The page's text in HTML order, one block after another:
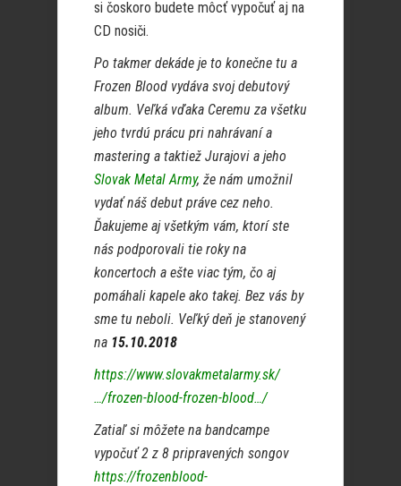
si čoskoro budete môcť vypočuť aj na
CD nosiči.
Po takmer dekáde je to konečne tu a
Frozen Blood vydáva svoj debutový
album. Veľká vďaka Ceremu za všetku
jeho tvrdú prácu pri nahrávaní a
mastering a taktiež Jurajovi a jeho
Slovak Metal Army, že nám umožnil
vydať náš debut práve cez neho.
Ďakujeme aj všetkým vám, ktorí ste
nás podporovali tie roky na
koncertoch a ešte viac tým, čo aj
pomáhali kapele ako takej. Bez vás by
sme tu neboli. Veľký deň je stanovený
na 15.10.2018
https://www.slovakmetalarmy.sk/
…/frozen-blood-frozen-blood…/
Zatiaľ si môžete na bandcampe
vypočuť 2 z 8 pripravených songov
https://frozenblood-